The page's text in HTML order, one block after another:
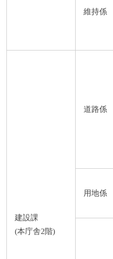
維持係
建設課
(本庁舎2階)
道路係
用地係